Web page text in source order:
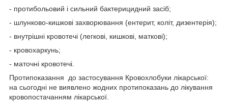
- протибольовий і сильний бактерицидний засіб;
- шлунково-кишкові захворювання (ентерит, коліт, дизентерія);
- внутрішні кровотечі (легкові, кишкові, маткові);
- кровохаркунь;
- маточні кровотечі.
Протипоказання до застосування Кровохлобуки лікарської:
на сьогодні не виявлено жодних протипоказань до лікування
кровопостачанням лікарської.